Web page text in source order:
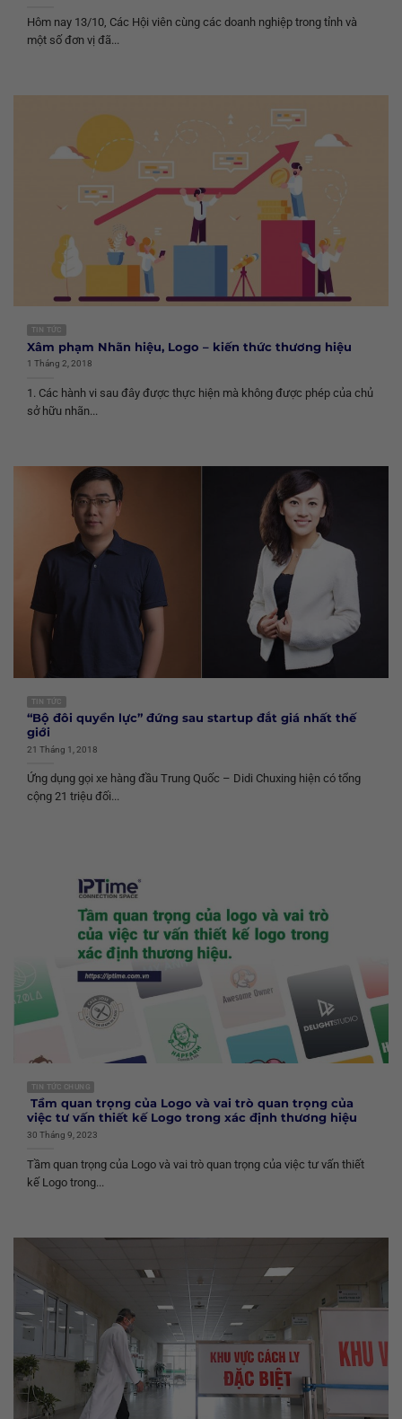
Hôm nay 13/10, Các Hội viên cùng các doanh nghiệp trong tỉnh và
một số đơn vị đã...
TIN TỨC
Xâm phạm Nhãn hiệu, Logo – kiến thức thương hiệu
1 Tháng 2, 2018
1. Các hành vi sau đây được thực hiện mà không được phép của chủ
sở hữu nhãn...
TIN TỨC
“Bộ đôi quyền lực” đứng sau startup đắt giá nhất thế
giới
21 Tháng 1, 2018
Ứng dụng gọi xe hàng đầu Trung Quốc – Didi Chuxing hiện có tổng
cộng 21 triệu đối...
TIN TỨC CHUNG
Tầm quan trọng của Logo và vai trò quan trọng của
việc tư vấn thiết kế Logo trong xác định thương hiệu
30 Tháng 9, 2023
Tầm quan trọng của Logo và vai trò quan trọng của việc tư vấn thiết
kế Logo trong...